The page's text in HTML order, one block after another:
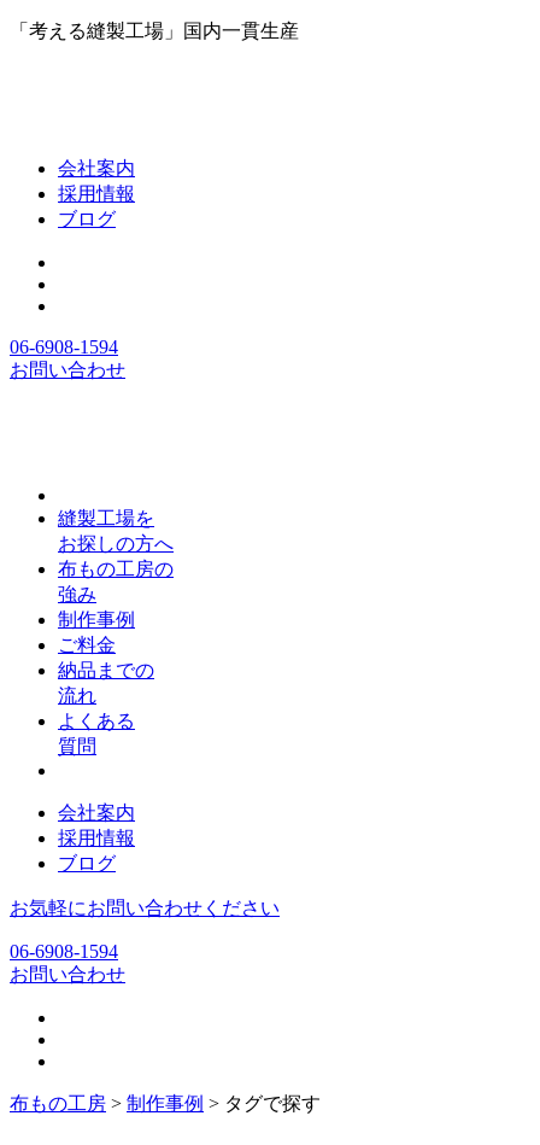
「考える縫製工場」国内一貫生産
会社案内
採用情報
ブログ
06-6908-1594
お問い合わせ
縫製工場を
お探しの方へ
布もの工房の
強み
制作事例
ご料金
納品までの
流れ
よくある
質問
会社案内
採用情報
ブログ
お気軽にお問い合わせください
06-6908-1594
お問い合わせ
布もの工房 > 制作事例 > タグで探す